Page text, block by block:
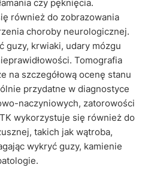
czy pęknięcia.
również do zobrazowania
choroby neurologicznej.
guzy, krwiaki, udary mózgu
Tomografia
na szczegółową ocenę stanu
przydatne w diagnostyce
naczyniowych, zatorowości
wykorzystuje się również do
takich jak wątroba,
wykryć guzy, kamienie